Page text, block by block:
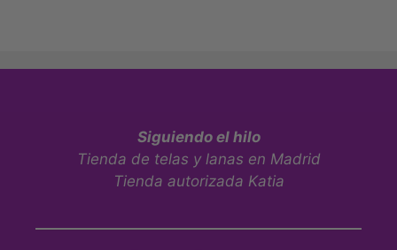
Siguiendo el hilo
Tienda de telas y lanas en Madrid
Tienda autorizada Katia